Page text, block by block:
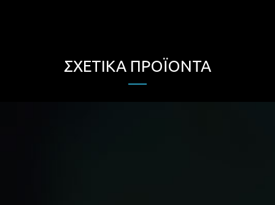
ΣΧΕΤΙΚΆ ΠΡΟΪΌΝΤΑ